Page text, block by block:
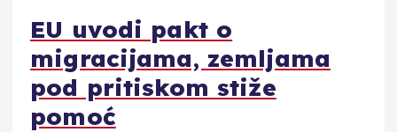
EU uvodi pakt o
migracijama, zemljama
pod pritiskom stiže
pomoć